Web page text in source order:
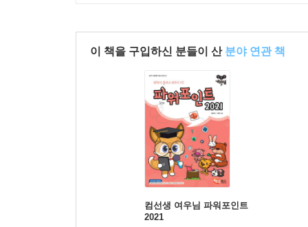
이 책을 구입하신 분들이 산 분야 연관 책
컴선생 여우님 파워포인트
2021